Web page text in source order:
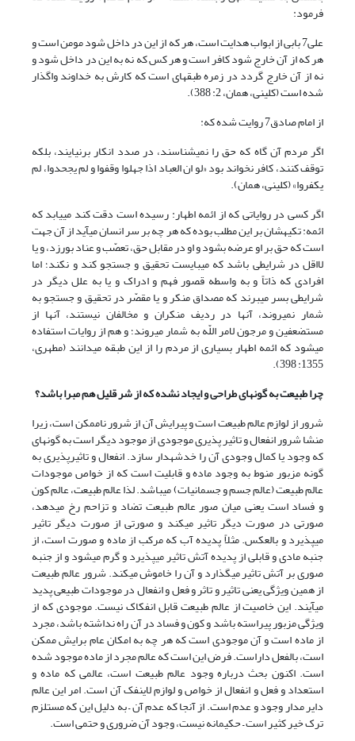
فرمود:
علی7 بابی از ابواب هدایت است، هر که از این در داخل شود مومن است و
هر که از آن خارج شود کافر است و هر کس که نه به این در داخل شود و
نه از آن خارج گردد در زمره طبقه‏ای است که کارش به خداوند واگذار
شده است (کلینی، همان، 2: 388).
از امام صادق7 روایت شده که:
اگر مردم آن گاه که حق را نمی‏شناسند، در صدد انکار برنیایند، بلکه
توقف کنند، کافر نخواند بود «لو ان العباد اذا جهلوا وقفوا و لم یجحدوا، لم
یکفروا» (کلینی، همان).
اگر کسی در روایاتی که از ائمه اطهار: رسیده است دقت کند مى‏یابد که
ائمه: تکیه‏شان بر این مطلب بوده که هر چه بر سر انسان مى‏آید از آن جهت
است که حق بر او عرضه بشود و او در مقابل حق، تعصّب و عناد بورزد، و یا
لااقل در شرایطى باشد که مى‏بایست تحقیق و جستجو کند و نکند؛ اما
افرادى که ذاتاً و به واسطه قصور فهم و ادراک و یا به علل دیگر در
شرایطى بسر مى‏برند که مصداق منکر و یا مقصّر در تحقیق و جستجو به
شمار نمى‏روند، آنها در ردیف منکران و مخالفان نیستند، آنها از
مستضعفین و مرجون لامر اللّه به شمار مى‏روند؛ و هم از روایات استفاده
مى‏شود که ائمه اطهار بسیارى از مردم را از این طبقه مى‏دانند (مطهری،
1355: 398).
چرا طبیعت به گونه‏ای طراحی و ایجاد نشده که از شر قلیل هم مبرا باشد؟
شرور از لوازم عالم طبیعت است و پیرایش آن از شرور ناممکن است، زیرا
منشا شرور انفعال و تاثیر پذیری موجودی از موجود دیگر است به گونه‏ای
که وجود یا کمال وجودی آن را خدشه‏دار سازد. انفعال و تاثیرپذیری به
گونه مزبور منوط به وجود ماده و قابلیت است که از خواص موجودات
عالم طبیعت (عالم جسم و جسمانیات) می‏باشد. لذا عالم طبیعت، عالم کون
و فساد است یعنی میان صور عالم طبیعت تضاد و تزاحم رخ می‏دهد،
صورتی در صورت دیگر تاثیر می‏کند و صورتی از صورت دیگر تاثیر
می‏پذیرد و بالعکس. مثلاً پدیده آب که مرکب از ماده و صورت است، از
جنبه مادی و قابلی از پدیده آتش تاثیر می‏پذیرد و گرم می‏شود و از جنبه
صوری بر آتش تاثیر می‏گذارد و آن را خاموش می‏کند. شرور عالم طبیعت
از همین ویژگی یعنی تاثیر و تاثر و فعل و انفعال در موجودات طبیعی پدید
می‏آیند. این خاصیت از عالم طبیعت قابل انفکاک نیست. موجودی که از
ویژگی مزبور پیراسته باشد و کون و فساد در آن راه نداشته باشد، مجرد
از ماده است و آن موجودی است که هر چه به امکان عام برایش ممکن
است، بالفعل داراست. فرض این است که عالم مجرد از ماده موجود شده
است. اکنون بحث درباره وجود عالم طبیعت است، عالمی که ماده و
استعداد و فعل و انفعال از خواص و لوازم لاینفک آن است. امر این عالم
دایر مدار وجود و عدم است. از آنجا که عدم آن – به دلیل این که مستلزم
ترک خیر کثیر است – حکیمانه نیست، وجود آن ضروری و حتمی است.